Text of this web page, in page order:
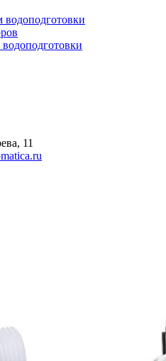
11